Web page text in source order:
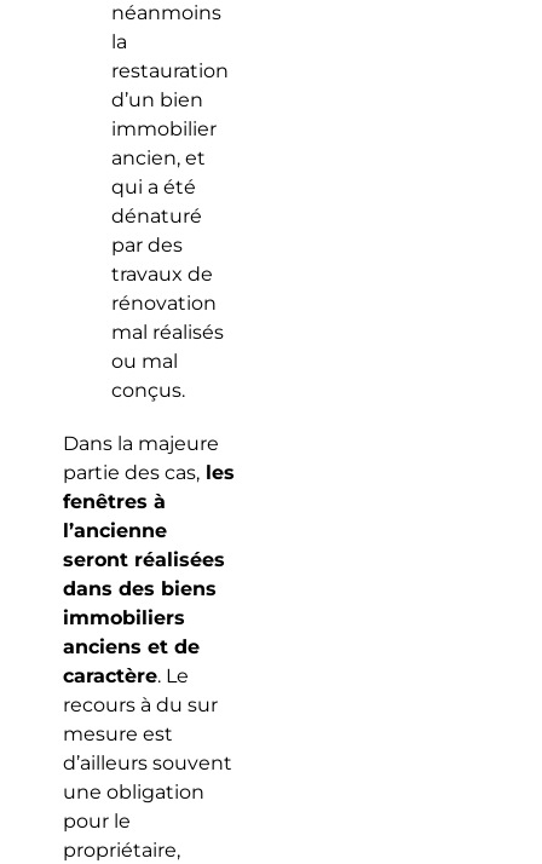
néanmoins
la
restauration
d’un bien
immobilier
ancien, et
qui a été
dénaturé
par des
travaux de
rénovation
mal réalisés
ou mal
conçus.
Dans la majeure
partie des cas,les
fenêtres à
l’ancienne
seront réalisées
dans des biens
immobiliers
anciens et de
caractère. Le
recours à du sur
mesure est
d’ailleurs souvent
une obligation
pour le
propriétaire,